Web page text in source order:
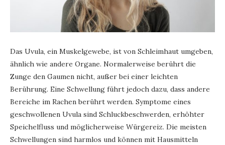
Das Uvula, ein Muskelgewebe, ist von Schleimhaut umgeben,
ähnlich wie andere Organe. Normalerweise berührt die
Zunge den Gaumen nicht, außer bei einer leichten
Berührung. Eine Schwellung führt jedoch dazu, dass andere
Bereiche im Rachen berührt werden. Symptome eines
geschwollenen Uvula sind Schluckbeschwerden, erhöhter
Speichelfluss und möglicherweise Würgereiz. Die meisten
Schwellungen sind harmlos und können mit Hausmitteln